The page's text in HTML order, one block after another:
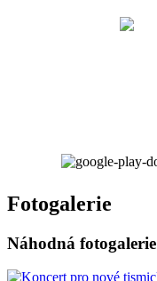
Fotogalerie
Náhodná fotogalerie